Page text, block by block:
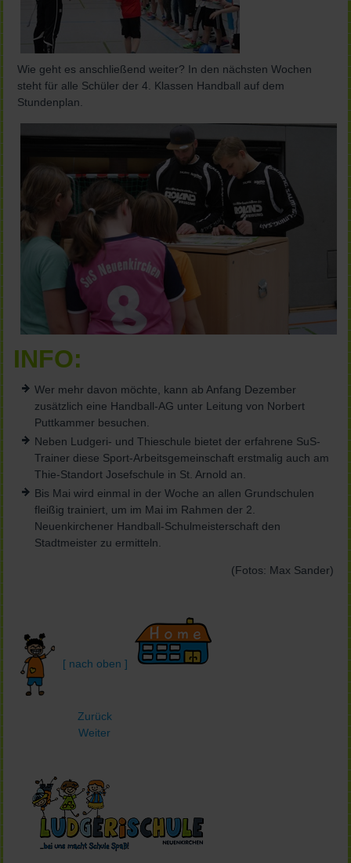
Wie geht es anschließend weiter? In den nächsten Wochen
steht für alle Schüler der 4. Klassen Handball auf dem
Stundenplan.
INFO:
Wer mehr davon möchte, kann ab Anfang Dezember
zusätzlich eine Handball-AG unter Leitung von Norbert
Puttkammer besuchen.
Neben Ludgeri- und Thieschule bietet der erfahrene SuS-
Trainer diese Sport-Arbeitsgemeinschaft erstmalig auch am
Thie-Standort Josefschule in St. Arnold an.
Bis Mai wird einmal in der Woche an allen Grundschulen
fleißig trainiert, um im Mai im Rahmen der 2.
Neuenkirchener Handball-Schulmeisterschaft den
Stadtmeister zu ermitteln.
(Fotos: Max Sander)
[ nach oben ]
Zurück
Weiter